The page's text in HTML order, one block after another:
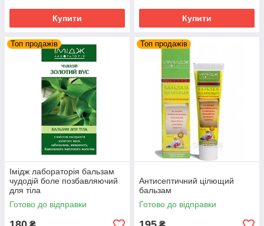
Купити Купити
Топ продажів
Імідж лабораторія бальзам
чудодій боле позбавляючий
для тіла
Готово до відправки
Топ продажів
Антисептичний цілющий
бальзам
Готово до відправки